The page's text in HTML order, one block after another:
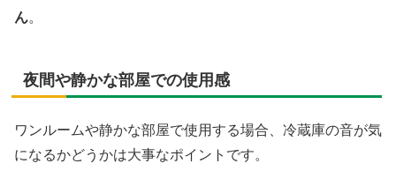
ん。
夜間や静かな部屋での使用感
ワンルームや静かな部屋で使用する場合、冷蔵庫の音が気
になるかどうかは大事なポイントです。